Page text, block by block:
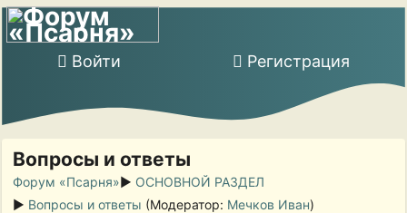
Войти Регистрация
Вопросы и ответы
Форум «Псарня»► ОСНОВНОЙ РАЗДЕЛ
► Вопросы и ответы (Модератор: Мечков Иван)